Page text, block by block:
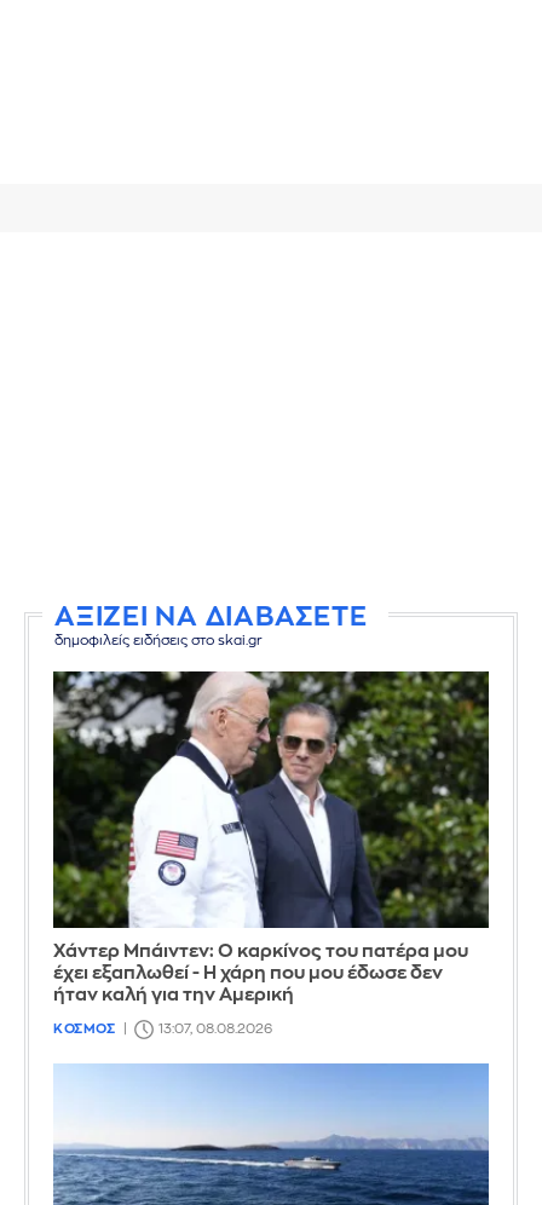
ΑΞΙΖΕΙ ΝΑ ΔΙΑΒΑΣΕΤΕ
δημοφιλείς ειδήσεις στο skai.gr
Χάντερ Μπάιντεν: Ο καρκίνος του πατέρα μου
έχει εξαπλωθεί - Η χάρη που μου έδωσε δεν
ήταν καλή για την Αμερική
ΚΟΣΜΟΣ 13:07, 08.08.2026